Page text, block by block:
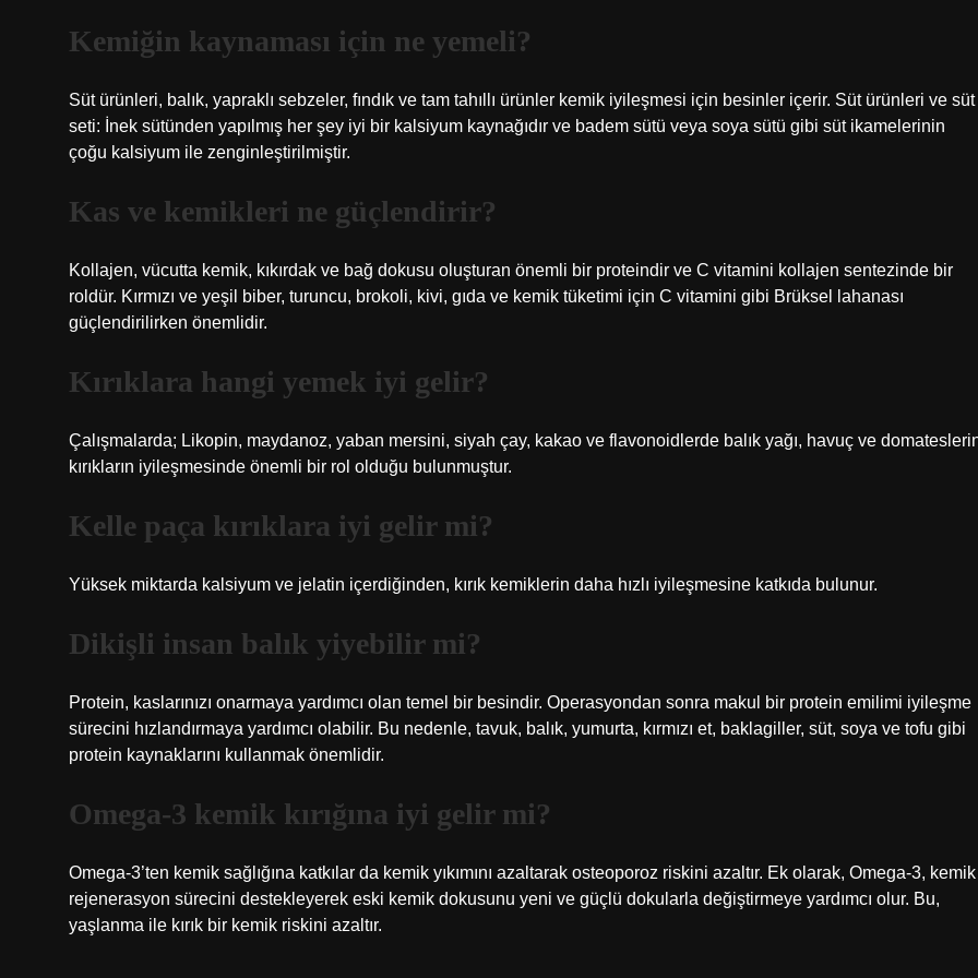
Kemiğin kaynaması için ne yemeli?
Süt ürünleri, balık, yapraklı sebzeler, fındık ve tam tahıllı ürünler kemik iyileşmesi için besinler içerir. Süt ürünleri ve süt
seti: İnek sütünden yapılmış her şey iyi bir kalsiyum kaynağıdır ve badem sütü veya soya sütü gibi süt ikamelerinin
çoğu kalsiyum ile zenginleştirilmiştir.
Kas ve kemikleri ne güçlendirir?
Kollajen, vücutta kemik, kıkırdak ve bağ dokusu oluşturan önemli bir proteindir ve C vitamini kollajen sentezinde bir
roldür. Kırmızı ve yeşil biber, turuncu, brokoli, kivi, gıda ve kemik tüketimi için C vitamini gibi Brüksel lahanası
güçlendirilirken önemlidir.
Kırıklara hangi yemek iyi gelir?
Çalışmalarda; Likopin, maydanoz, yaban mersini, siyah çay, kakao ve flavonoidlerde balık yağı, havuç ve
kırıkların iyileşmesinde önemli bir rol olduğu bulunmuştur.
Kelle paça kırıklara iyi gelir mi?
Yüksek miktarda kalsiyum ve jelatin içerdiğinden, kırık kemiklerin daha hızlı iyileşmesine katkıda bulunur.
Dikişli insan balık yiyebilir mi?
Protein, kaslarınızı onarmaya yardımcı olan temel bir besindir. Operasyondan sonra makul bir protein emilimi iyileşme
sürecini hızlandırmaya yardımcı olabilir. Bu nedenle, tavuk, balık, yumurta, kırmızı et, baklagiller, süt, soya ve tofu gibi
protein kaynaklarını kullanmak önemlidir.
Omega-3 kemik kırığına iyi gelir mi?
Omega-3’ten kemik sağlığına katkılar da kemik yıkımını azaltarak osteoporoz riskini azaltır. Ek olarak, Omega-3, kemik
rejenerasyon sürecini destekleyerek eski kemik dokusunu yeni ve güçlü dokularla değiştirmeye yardımcı olur. Bu,
yaşlanma ile kırık bir kemik riskini azaltır.